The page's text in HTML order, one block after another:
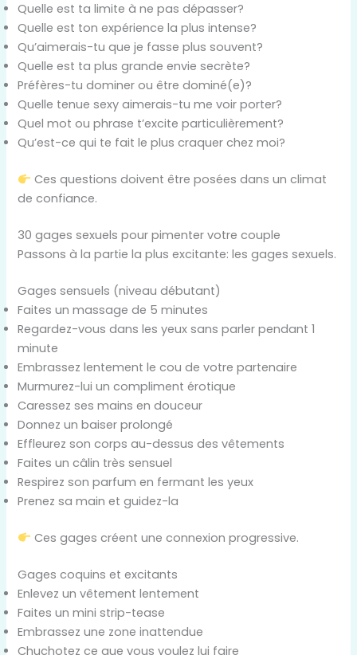
Quelle est ta limite à ne pas dépasser?
Quelle est ton expérience la plus intense?
Qu’aimerais-tu que je fasse plus souvent?
Quelle est ta plus grande envie secrète?
Préfères-tu dominer ou être dominé(e)?
Quelle tenue sexy aimerais-tu me voir porter?
Quel mot ou phrase t’excite particulièrement?
Qu’est-ce qui te fait le plus craquer chez moi?
Ces questions doivent être posées dans un climat
de confiance.
30 gages sexuels pour pimenter votre couple
Passons à la partie la plus excitante: les gages sexuels.
Gages sensuels (niveau débutant)
Faites un massage de 5 minutes
Regardez-vous dans les yeux sans parler pendant 1
minute
Embrassez lentement le cou de votre partenaire
Murmurez-lui un compliment érotique
Caressez ses mains en douceur
Donnez un baiser prolongé
Effleurez son corps au-dessus des vêtements
Faites un câlin très sensuel
Respirez son parfum en fermant les yeux
Prenez sa main et guidez-la
Ces gages créent une connexion progressive.
Gages coquins et excitants
Enlevez un vêtement lentement
Faites un mini strip-tease
Embrassez une zone inattendue
Chuchotez ce que vous voulez lui faire